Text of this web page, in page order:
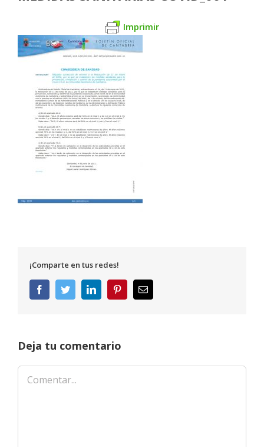
Imprimir
¡Comparte en tus redes!
FacebookTwitterLinkedInPinterestCorreo
electrónico
Deja tu comentario
Comentar